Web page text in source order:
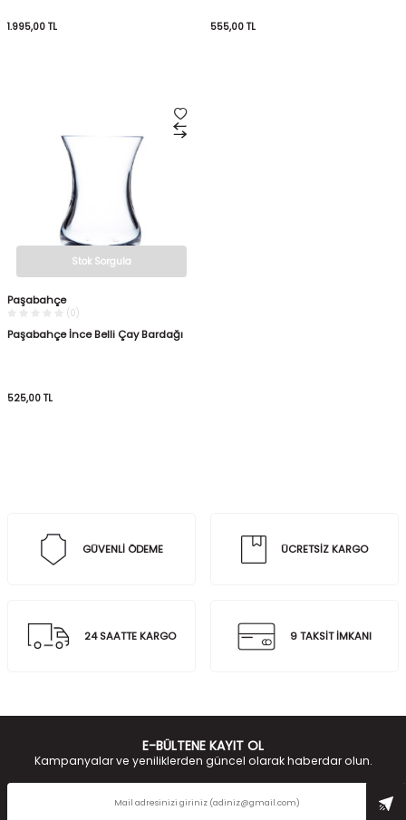
1.995,00 TL 555,00 TL
Stok Sorgula
Paşabahçe
(0)
Paşabahçe İnce Belli Çay Bardağı
525,00 TL
GÜVENLİ ÖDEME ÜCRETSİZ KARGO
24 SAATTE KARGO 9 TAKSİT İMKANI
E-BÜLTENE KAYIT OL
Kampanyalar ve yeniliklerden güncel olarak haberdar olun.